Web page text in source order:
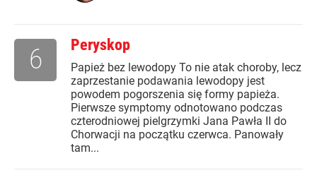
Peryskop
Papież bez lewodopy To nie atak choroby, lecz
zaprzestanie podawania lewodopy jest
powodem pogorszenia się formy papieża.
Pierwsze symptomy odnotowano podczas
czterodniowej pielgrzymki Jana Pawła II do
Chorwacji na początku czerwca. Panowały
tam...
6